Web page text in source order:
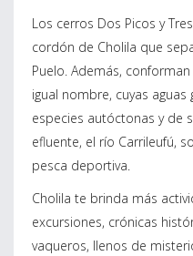
Los cerros Dos Picos y
cordón de Cholila que
Puelo. Además,
igual nombre, cuyas aguas
especies autóctonas y de
efluente, el río Carrileufú,
pesca deportiva.
Cholila te brinda más
excursiones, crónicas
vaqueros, llenos de